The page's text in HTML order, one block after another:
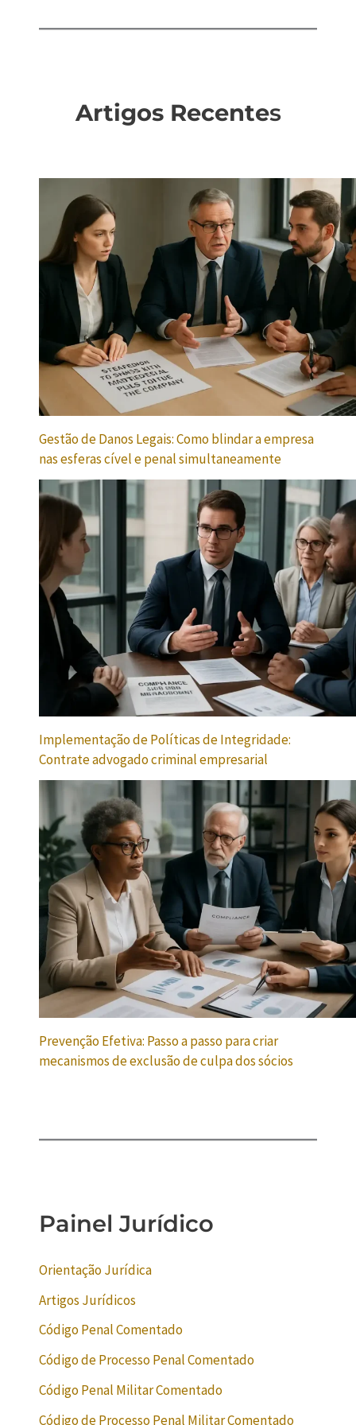
Artigos Recentes
Gestão de Danos Legais: Como blindar a empresa
nas esferas cível e penal simultaneamente
Implementação de Políticas de Integridade:
Contrate advogado criminal empresarial
Prevenção Efetiva: Passo a passo para criar
mecanismos de exclusão de culpa dos sócios
Painel Jurídico
Orientação Jurídica
Artigos Jurídicos
Código Penal Comentado
Código de Processo Penal Comentado
Código Penal Militar Comentado
Código de Processo Penal Militar Comentado